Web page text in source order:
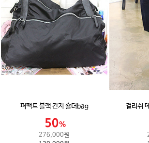
퍼팩트 블랙 간지 숄더bag
276,000원
걸리쉬